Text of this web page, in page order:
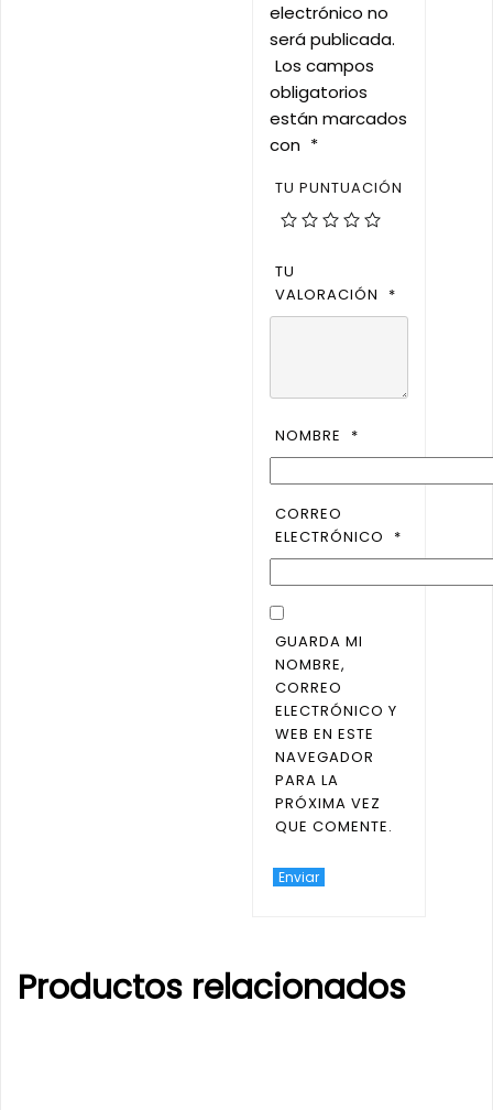
electrónico no
será publicada.
Los campos
obligatorios
están marcados
con *
TU PUNTUACIÓN
TU
VALORACIÓN
*
NOMBRE *
CORREO
ELECTRÓNICO
*
GUARDA MI
NOMBRE,
CORREO
ELECTRÓNICO Y
WEB EN ESTE
NAVEGADOR
PARA LA
PRÓXIMA VEZ
QUE COMENTE.
Productos relacionados